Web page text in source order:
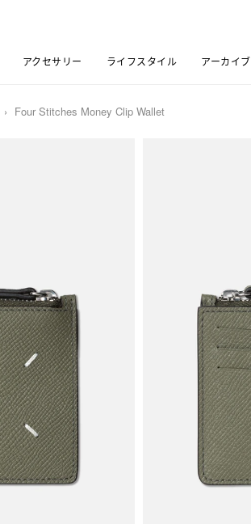
アクセサリー ライフスタイル アーカイブ
Four Stitches Money Clip Wallet